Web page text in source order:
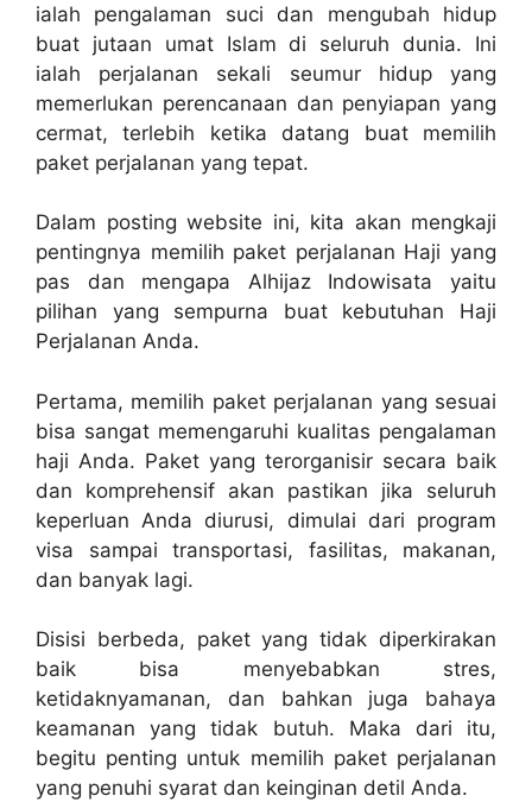
ialah pengalaman suci dan mengubah hidup
buat jutaan umat Islam di seluruh dunia. Ini
ialah perjalanan sekali seumur hidup yang
memerlukan perencanaan dan penyiapan yang
cermat, terlebih ketika datang buat memilih
paket perjalanan yang tepat.
Dalam posting website ini, kita akan mengkaji
pentingnya memilih paket perjalanan Haji yang
pas dan mengapa Alhijaz Indowisata yaitu
pilihan yang sempurna buat kebutuhan Haji
Perjalanan Anda.
Pertama, memilih paket perjalanan yang sesuai
bisa sangat memengaruhi kualitas pengalaman
haji Anda. Paket yang terorganisir secara baik
dan komprehensif akan pastikan jika seluruh
keperluan Anda diurusi, dimulai dari program
visa sampai transportasi, fasilitas, makanan,
dan banyak lagi.
Disisi berbeda, paket yang tidak diperkirakan
baik bisa menyebabkan stres,
ketidaknyamanan, dan bahkan juga bahaya
keamanan yang tidak butuh. Maka dari itu,
begitu penting untuk memilih paket perjalanan
yang penuhi syarat dan keinginan detil Anda.